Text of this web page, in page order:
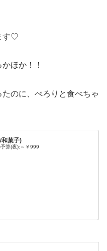
す♡
ほか！！
のに、ぺろりと食べちゃ
和菓子)
(夜):～￥999